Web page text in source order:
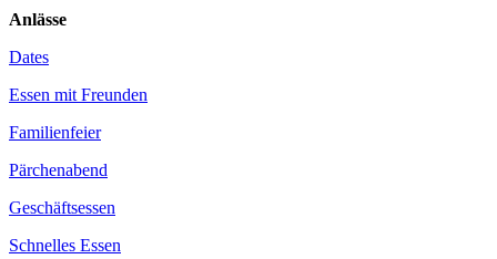
Anlässe
Dates
Essen mit Freunden
Familienfeier
Pärchenabend
Geschäftsessen
Schnelles Essen